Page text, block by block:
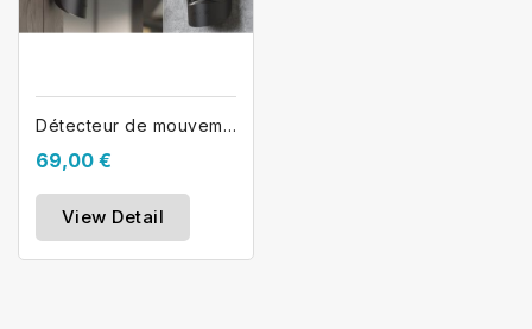
Détecteur de mouvement sans fil AJAX...
69,00 €
View Detail